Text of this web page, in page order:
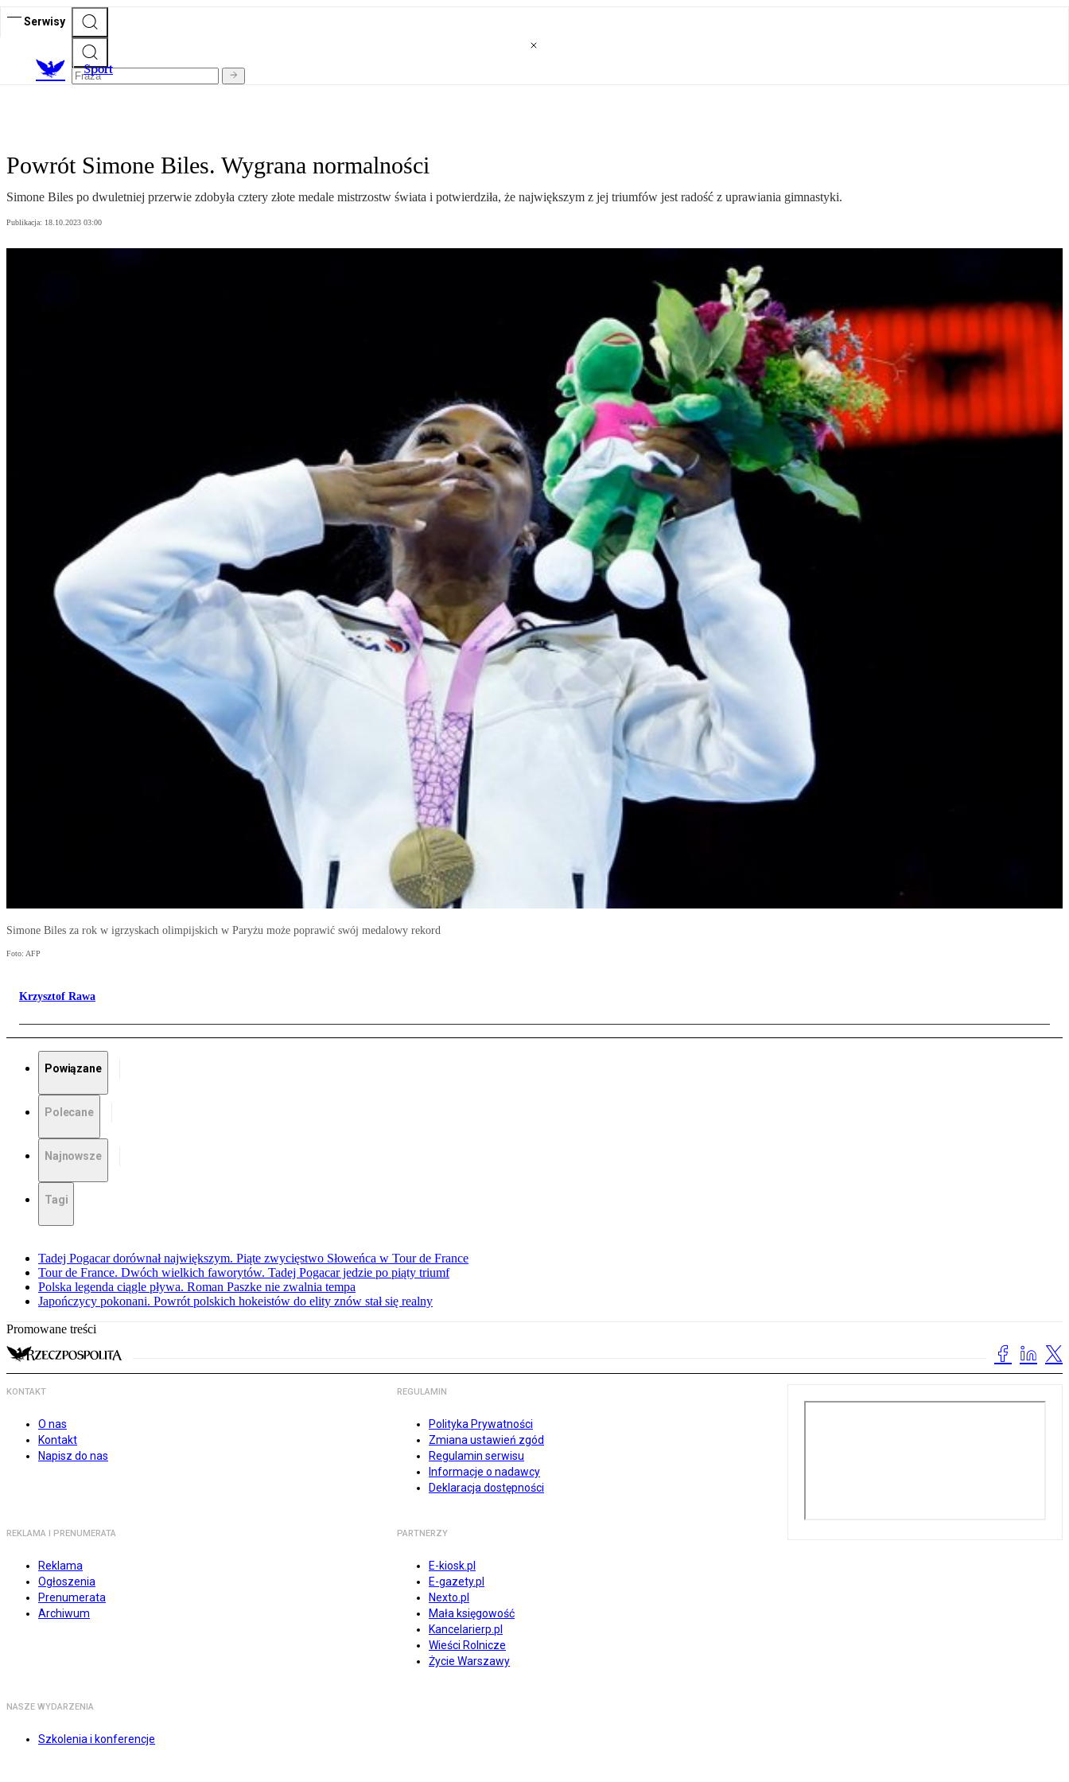
Serwisy
Sport
Powrót Simone Biles. Wygrana normalności
Simone Biles po dwuletniej przerwie zdobyła cztery złote medale mistrzostw świata i potwierdziła, że największym z jej triumfów jest radość z uprawiania gimnastyki.
Publikacja: 18.10.2023 03:00
Simone Biles za rok w igrzyskach olimpijskich w Paryżu może poprawić swój medalowy rekord
Foto: AFP
Krzysztof Rawa
Powiązane
Polecane
Najnowsze
Tagi
Tadej Pogacar dorównał największym. Piąte zwycięstwo Słoweńca w Tour de France
Tour de France. Dwóch wielkich faworytów. Tadej Pogacar jedzie po piąty triumf
Polska legenda ciągle pływa. Roman Paszke nie zwalnia tempa
Japończycy pokonani. Powrót polskich hokeistów do elity znów stał się realny
Promowane treści
KONTAKT
O nas
Kontakt
Napisz do nas
REGULAMIN
Polityka Prywatności
Zmiana ustawień zgód
Regulamin serwisu
Informacje o nadawcy
Deklaracja dostępności
REKLAMA I PRENUMERATA
Reklama
Ogłoszenia
Prenumerata
Archiwum
PARTNERZY
E-kiosk.pl
E-gazety.pl
Nexto.pl
Mała księgowość
Kancelarierp.pl
Wieści Rolnicze
Życie Warszawy
NASZE WYDARZENIA
Szkolenia i konferencje